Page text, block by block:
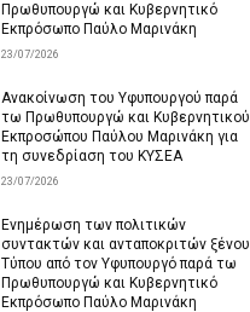
Πρωθυπουργώ και Κυβερνητικό
Εκπρόσωπο Παύλο Μαρινάκη
23/07/2026
Ανακοίνωση του Υφυπουργού παρά
τω Πρωθυπουργώ και Κυβερνητικού
Εκπροσώπου Παύλου Μαρινάκη για
τη συνεδρίαση του ΚΥΣΕΑ
23/07/2026
Ενημέρωση των πολιτικών
συντακτών και ανταποκριτών ξένου
Τύπου από τον Υφυπουργό παρά τω
Πρωθυπουργώ και Κυβερνητικό
Εκπρόσωπο Παύλο Μαρινάκη